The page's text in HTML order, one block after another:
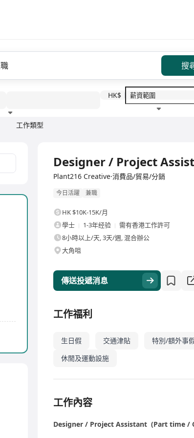
搜
工作類型
HK$
Designer / Project
Plant216 Creative·消費品/貿易/分銷
今日活躍 兼職
HK $10K-15K/月
學士
1-3年经验
需有香港工作許可
8小時以上/天, 3天/週, 混合辦公
大角咀
傳送投遞消息
工作福利
生日假 交通津貼 特別/額外事
休閒及運動設施
工作內容
Designer / Project Assistant (Part time /